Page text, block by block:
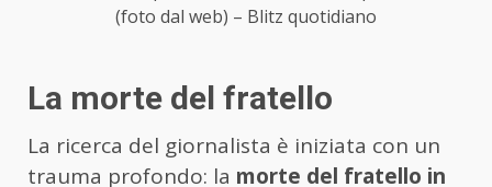
(foto dal web) – Blitz quotidiano
La morte del fratello
La ricerca del giornalista è iniziata con un
trauma profondo: la morte del fratello in